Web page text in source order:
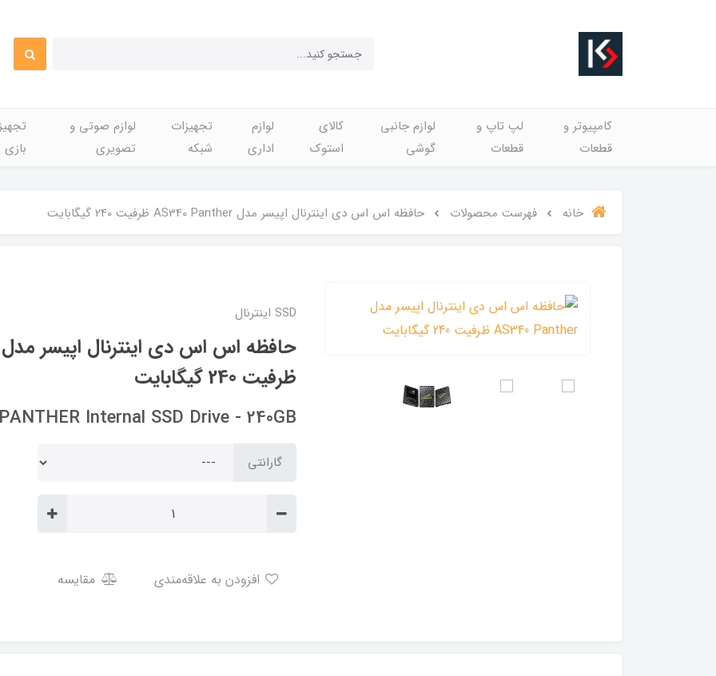
کامپیوتر و
قطعات
لپ تاپ و
قطعات
لوازم جانبی
گوشی
کالای
استوک
لوازم
اداری
تجهیزات
شبکه
لوازم صوتی و
تصویری
بازی
خانه فهرست محصولات حافظه اس اس دی اینترنال اپیسر مدل AS340 Panther ظرفیت 240 گیگابایت
SSD اینترنال
ظرفیت 240 گیگابایت
Internal SSD Drive - 240GB
گارانتی
مقایسه